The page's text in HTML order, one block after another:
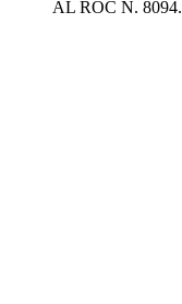
AL ROC N. 8094.